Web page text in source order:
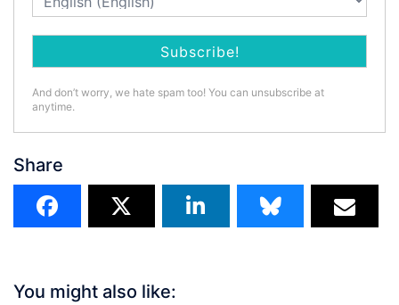
And don’t worry, we hate spam too! You can unsubscribe at
anytime.
Share
You might also like: